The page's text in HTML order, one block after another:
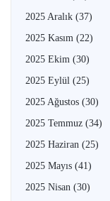
2025 Aralık (37)
2025 Kasım (22)
2025 Ekim (30)
2025 Eylül (25)
2025 Ağustos (30)
2025 Temmuz (34)
2025 Haziran (25)
2025 Mayıs (41)
2025 Nisan (30)